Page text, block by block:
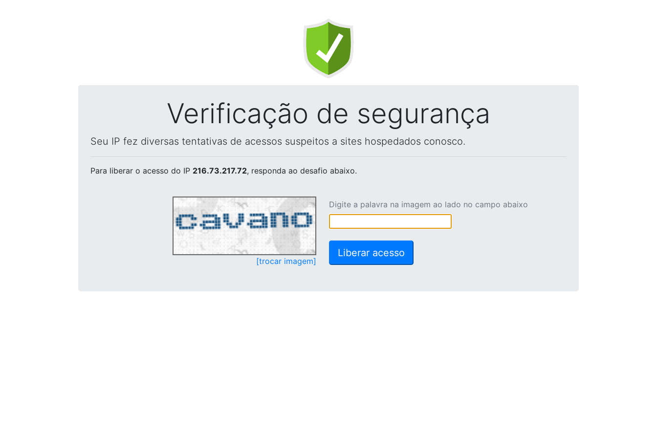
Verificação de segurança
Seu IP fez diversas tentativas de acessos suspeitos a sites hospedados conosco.
Para liberar o acesso do IP 216.73.217.72, responda ao desafio abaixo.
[trocar imagem]
Digite a palavra na imagem ao lado no campo abaixo